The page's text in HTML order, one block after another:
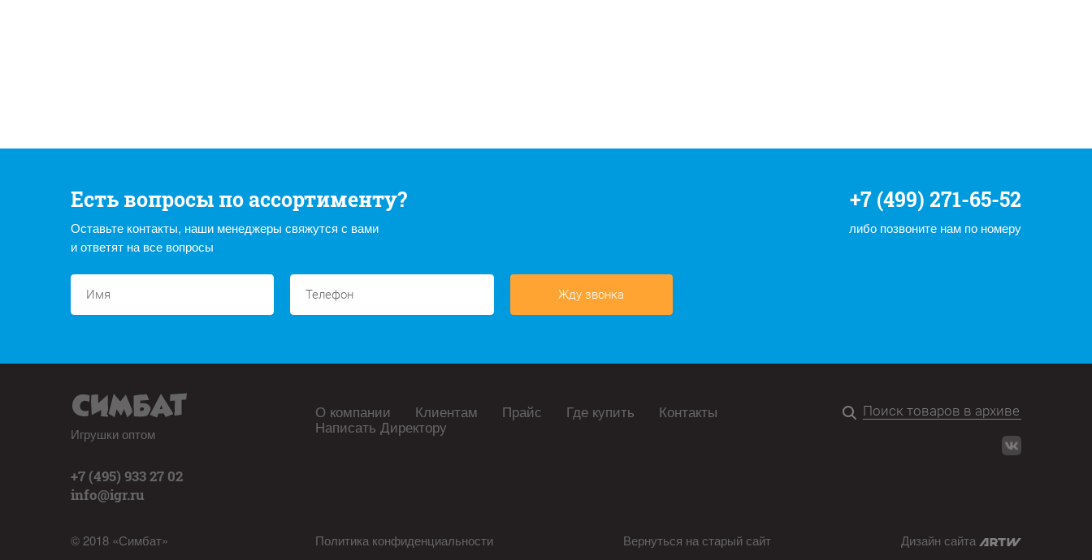
Есть вопросы по ассортименту?
Оставьте контакты, наши менеджеры свяжутся с вами
и ответят на все вопросы
+7 (499) 271-65-52
либо позвоните нам по номеру
Жду звонка
Игрушки оптом
+7 (495) 933 27 02
info@igr.ru
© 2018 «Симбат»
О компании Клиентам Прайс Где купить Контакты
Написать Директору
Политика конфиденциальности Вернуться на старый сайт Дизайн сайта